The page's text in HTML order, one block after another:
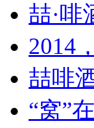
喆·啡
2014
喆啡
“窝”